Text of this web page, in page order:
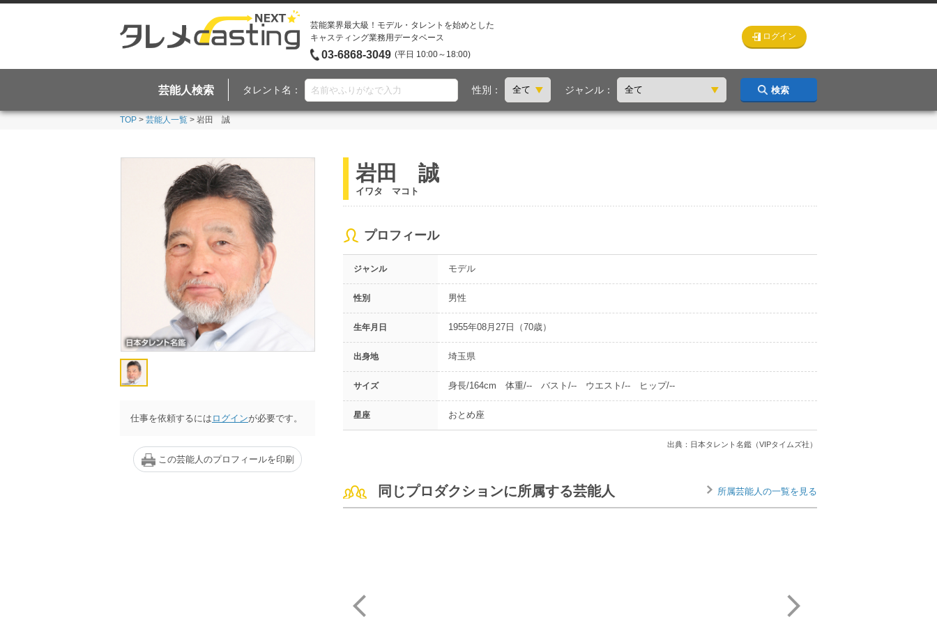
芸能業界最大級！モデル・タレントを始めとした
キャスティング業務用データベース
03-6868-3049 (平日 10:00～18:00)
ログイン
芸能人検索 タレント名： 性別： ジャンル： 検索
TOP > 芸能人一覧 > 岩田 誠
仕事を依頼するには ログインが必要です。
この芸能人のプロフィールを印刷
岩田 誠
イワタ マコト
プロフィール
ジャンル モデル
性別 男性
生年月日 1955年08月27日（70歳）
出身地 埼玉県
サイズ 身長/164cm 体重/-- バスト/-- ウエスト/-- ヒップ/--
星座 おとめ座
出典：日本タレント名鑑（VIPタイムズ社）
同じプロダクションに所属する芸能人 所属芸能人の一覧を見る